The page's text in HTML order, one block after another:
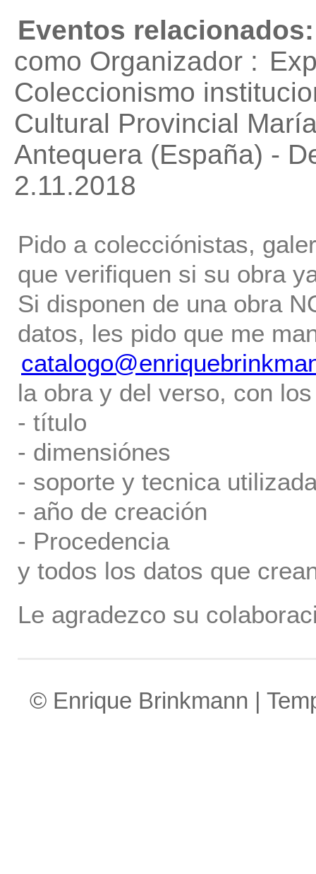
Eventos relacionados:
como Organizador :
Coleccionismo
Cultural Provincial
Antequera (España) -
2.11.2018
Pido a colecciónistas,
que verifiquen si su obra
Si disponen de una obra
datos, les pido que me
la obra y del verso, con
- título
- dimensiónes
- soporte y tecnica
- año de creación
- Procedencia
y todos los datos que
Le agradezco su
© Enrique Brinkmann |